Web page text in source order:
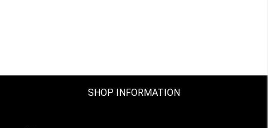
SHOP INFORMATION